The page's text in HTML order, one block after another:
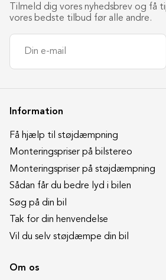
Tilmeld dig vores nyhedsbrev og få
vores bedste tilbud før alle andre.
Information
Få hjælp til støjdæmpning
Monteringspriser på bilstereo
Monteringspriser på støjdæmpning
Sådan får du bedre lyd i bilen
Søg på din bil
Tak for din henvendelse
Vil du selv støjdæmpe din bil
Om os